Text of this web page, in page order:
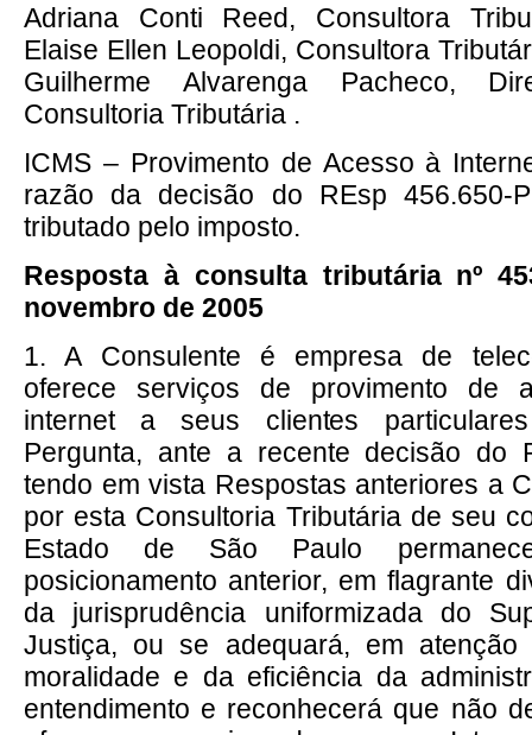
Adriana Conti Reed, Consultora
Elaise Ellen Leopoldi, Consultora
Guilherme Alvarenga Pacheco,
Consultoria Tributária .
ICMS – Provimento de Acesso à
razão da decisão do REsp
tributado pelo imposto.
Resposta à consulta tributária nº
novembro de 2005
1. A Consulente é empresa de
oferece serviços de provimento de
internet a seus clientes
Pergunta, ante a recente decisão do
tendo em vista Respostas anteriores a
por esta Consultoria Tributária de seu
Estado de São Paulo
posicionamento anterior, em flagrante
da jurisprudência uniformizada do
Justiça, ou se adequará, em
moralidade e da eficiência da
entendimento e reconhecerá que não